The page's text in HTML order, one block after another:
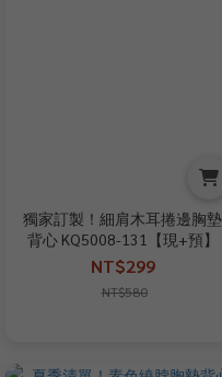
獨家訂製！細肩木耳捲邊胸墊
背心 KQ5008-131【現+預】
NT$299
NT$580